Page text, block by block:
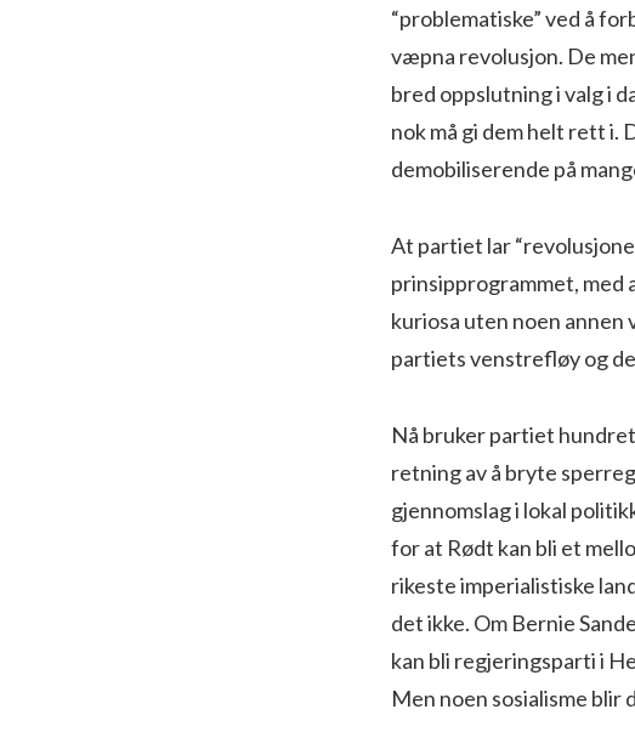
“problematiske” ved å
væpna revolusjon. De
bred oppslutning i valg i
nok må gi dem helt rett i.
demobiliserende på
At partiet lar
prinsipprogrammet, med
kuriosa uten noen annen
partiets venstrefløy og
Nå bruker partiet
retning av å bryte
gjennomslag i lokal
for at Rødt kan bli et
rikeste imperialistiske
det ikke. Om Bernie
kan bli regjeringsparti i
Men noen sosialisme blir